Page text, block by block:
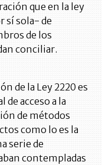
que en la ley
sí sola- de
de los
conciliar.
de la Ley 2220 es
acceso a la
de métodos
como lo es la
serie de
contempladas